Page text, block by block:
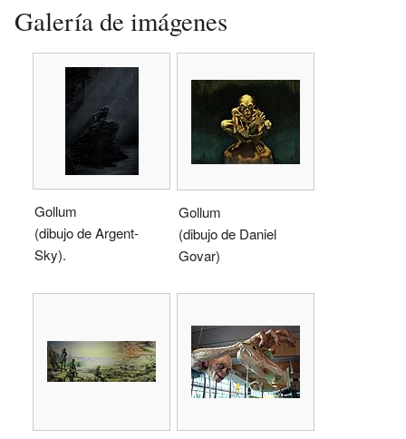
Galería de imágenes
Gollum
(dibujo de Argent-
Sky).
Gollum
(dibujo de Daniel
Govar)